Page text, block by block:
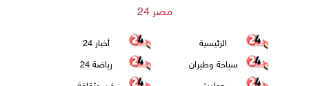
مصر 24
الرئيسية
أخبار 24
سياحة وطيران
رياضة 24